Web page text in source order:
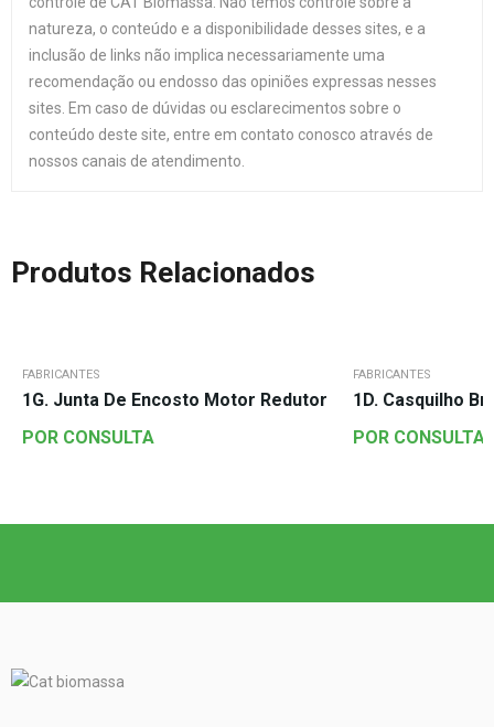
natureza, o conteúdo e a disponibilidade desses sites, e a
inclusão de links não implica necessariamente uma
recomendação ou endosso das opiniões expressas nesses
sites. Em caso de dúvidas ou esclarecimentos sobre o
conteúdo deste site, entre em contato conosco através de
nossos canais de atendimento.
Produtos Relacionados
FABRICANTES
1G. Junta De Encosto Motor Redutor
POR CONSULTA
FABRICANTES
1D. Casquilho
POR CONSULTA